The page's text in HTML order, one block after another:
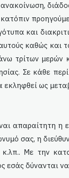
και
καθώς και
τρίτων μερών
Σε κάθε
ως
απαραίτητη η
σας, η
Με την
δύνανται